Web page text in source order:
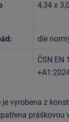
4,34 x
dle
ČSN EN
je vyrobena z
práškovou